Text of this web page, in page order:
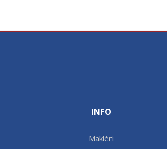
INFO
Makléri